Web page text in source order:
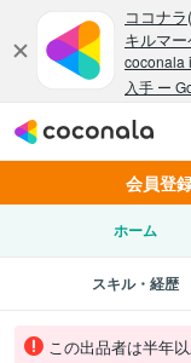
会員登
ホーム
スキル・経歴
この出品者は半年